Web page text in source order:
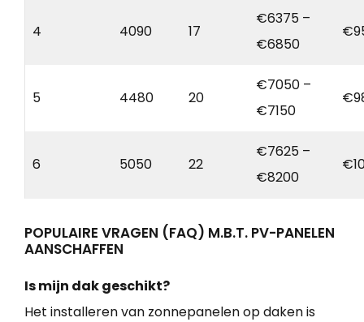
4 4090 17
€6375 –
€6850
5 4480 20
€7050 –
€7150
6 5050 22
€7625 –
€8200
POPULAIRE VRAGEN (FAQ) M.B.T. PV-PANELEN
AANSCHAFFEN
Is mijn dak geschikt?
Het installeren van zonnepanelen op daken is